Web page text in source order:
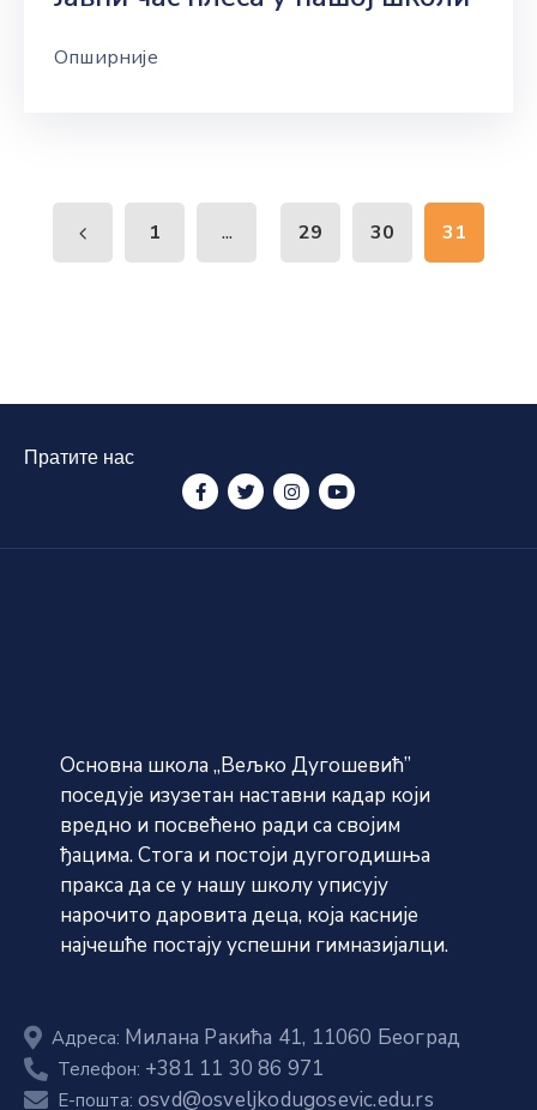
Опширније
1 ... 29 30 31
Пратите нас
Основна школа „Вељко Дугошевић”
поседује изузетан наставни кадар који
вредно и посвећено ради са својим
ђацима. Стога и постоји дугогодишња
пракса да се у нашу школу уписују
нарочито даровита деца, која касније
најчешће постају успешни гимназијалци.
Адреса: Милана Ракића 41, 11060 Београд
Телефон: +381 11 30 86 971
E-пошта: osvd@osveljkodugosevic.edu.rs